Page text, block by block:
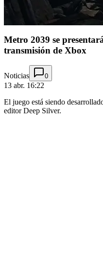
Metro 2039 se
transmisión de Xbox
Noticias 0
13 abr. 16:22
El juego está siendo
editor Deep Silver.